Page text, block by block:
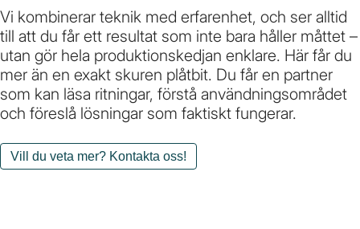
Vi kombinerar teknik med erfarenhet, och ser alltid
till att du får ett resultat som inte bara håller måttet –
utan gör hela produktionskedjan enklare. Här får du
mer än en exakt skuren plåtbit. Du får en partner
som kan läsa ritningar, förstå användningsområdet
och föreslå lösningar som faktiskt fungerar.
Vill du veta mer? Kontakta oss!